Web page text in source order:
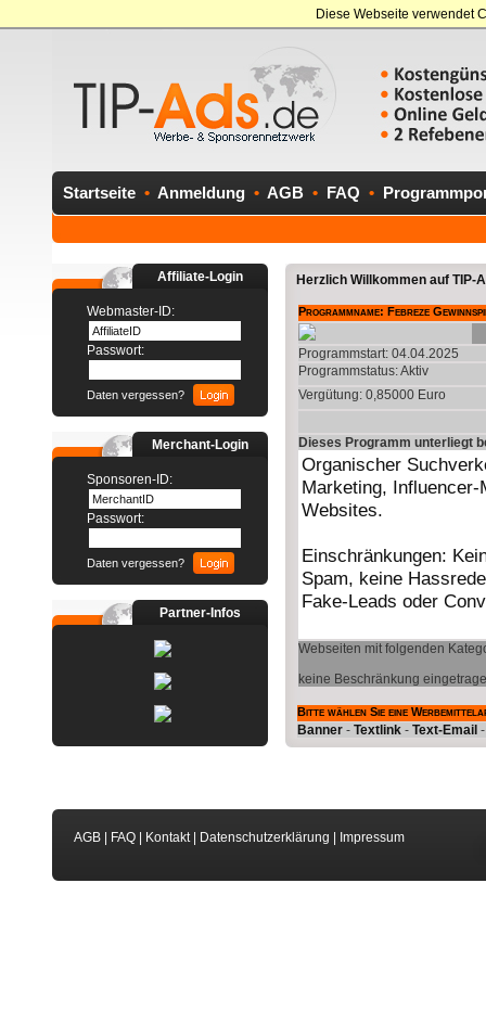
Diese Webseite verwendet
Startseite • Anmeldung • AGB • FAQ •
Affiliate-Login
Webmaster-ID:
Passwort:
Daten vergessen?
Merchant-Login
Sponsoren-ID:
Passwort:
Daten vergessen?
Partner-Infos
Herzlich Willkommen auf TIP-
Programmname: Febreze
Programmstart: 04.04.2025
Programmstatus:Aktiv
Vergütung: 0,85000 Euro
Dieses Programm unterliegt
Webseiten mit folgenden
keine Beschränkung
Bitte wählen Sie eine
Banner - Textlink - Text-Email
AGB FAQ Kontakt| Datenschutzerklärung Impressum